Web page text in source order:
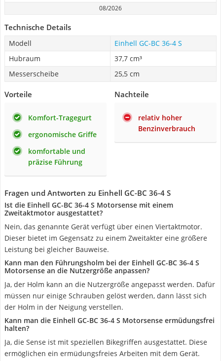
08/2026
Technische Details
Modell
Einhell GC-BC 36-4 S
Hubraum
37,7 cm³
Messerscheibe
25,5 cm
Vorteile
Komfort-Tragegurt
ergonomische Griffe
komfortable und
präzise Führung
Nachteile
relativ hoher
Benzinverbrauch
Fragen und Antworten zu Einhell GC-BC 36-4 S
Ist die Einhell GC-BC 36-4 S Motorsense mit einem
Zweitaktmotor ausgestattet?
Nein, das genannte Gerät verfügt über einen Viertaktmotor.
Dieser bietet im Gegensatz zu einem Zweitakter eine größere
Leistung bei gleicher Bauweise.
Kann man den Führungsholm bei der Einhell GC-BC 36-4 S
Motorsense an die Nutzergröße anpassen?
Ja, der Holm kann an die Nutzergröße angepasst werden. Dafür
müssen nur einige Schrauben gelöst werden, dann lässt sich
der Holm in der Neigung verstellen.
Kann man die Einhell GC-BC 36-4 S Motorsense ermüdungsfrei
halten?
Ja, die Sense ist mit speziellen Bikegriffen ausgestattet. Diese
ermöglichen ein ermüdungsfreies Arbeiten mit dem Gerät.